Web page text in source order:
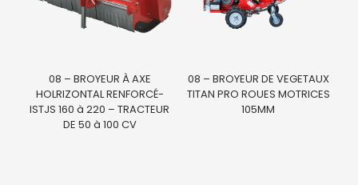
08 – BROYEUR À AXE
HOLRIZONTAL RENFORCÉ-
ISTJS 160 à 220 – TRACTEUR
DE 50 à 100 CV
08 – BROYEUR DE VEGETAUX
TITAN PRO ROUES MOTRICES
105MM